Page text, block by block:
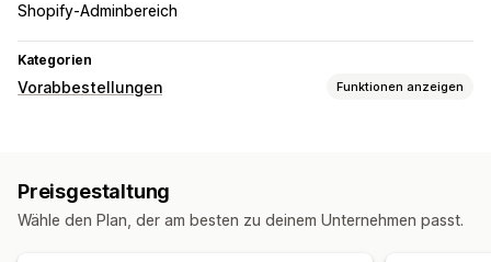
Shopify-Adminbereich
Kategorien
Vorabbestellungen Funktionen anzeigen
Auf Bestellung gefertigt
Preisgestaltung
Wähle den Plan, der am besten zu deinem Unternehmen passt.